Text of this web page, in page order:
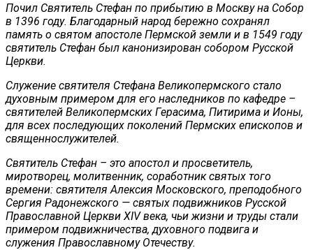
Почил Святитель Стефан по прибытию в Москву на Собор
в 1396 году. Благодарный народ бережно сохранял
память о святом апостоле Пермской земли и в 1549 году
святитель Стефан был канонизирован собором Русской
Церкви.
Служение святителя Стефана Великопермского стало
духовным примером для его наследников по кафедре –
святителей Великопермских Герасима, Питирима и Ионы,
для всех последующих поколений Пермских епископов и
священнослужителей.
Святитель Стефан – это апостол и просветитель,
миротворец, молитвенник, соработник святых того
времени: святителя Алексия Московского, преподобного
Сергия Радонежского — святых подвижников Русской
Православной Церкви XIV века, чьи жизни и труды стали
примером подвижничества, духовного подвига и
служения Православному Отечеству.